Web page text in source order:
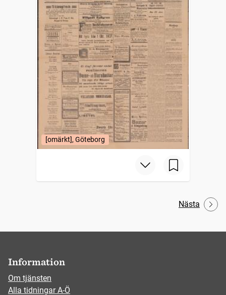
[omärkt], Göteborg
Nästa
Information
Om tjänsten
Alla tidningar A-Ö